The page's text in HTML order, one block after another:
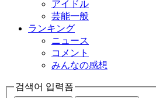
アイドル
芸能一般
ランキング
ニュース
コメント
みんなの感想
검색어 입력폼